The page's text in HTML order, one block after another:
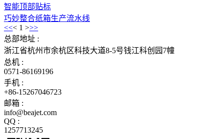
智能顶部贴标
巧妙整合纸箱生产流水线
<<< 1 >>>
总部地址 :
浙江省杭州市余杭区科技大道8-5号钱江科创园7幢
总机 :
0571-86169196
手机 :
+86-15267046723
邮箱 :
info@beajet.com
QQ :
1257713245